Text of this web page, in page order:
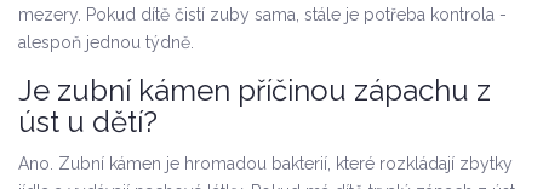
mezery. Pokud dítě čistí zuby sama, stále je potřeba kontrola -
alespoň jednou týdně.
Je zubní kámen příčinou zápachu z
úst u dětí?
Ano. Zubní kámen je hromadou bakterií, které rozkládají zbytky